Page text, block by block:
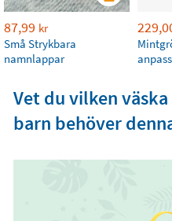
87,99 kr
Små Strykbara
namnlappar
Vet du vilken
barn behöver